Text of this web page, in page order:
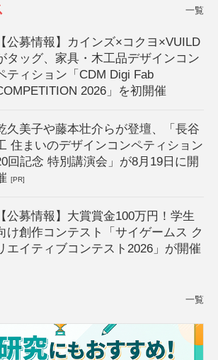
一覧
【公募情報】カインズ×コクヨ×VUILD
タッグ、家具・木工品デザインコン
ティション「CDM Digi Fab
2026」を初開催
久美子や藤本壮介らが登壇、「長谷
住まいのデザインコンペティション
回記念 特別講演会」が8月19日に開
[PR]
【公募情報】大賞賞金100万円！学生
け創作コンテスト「サイゲームス ク
エイティブコンテスト2026」が開催
一覧